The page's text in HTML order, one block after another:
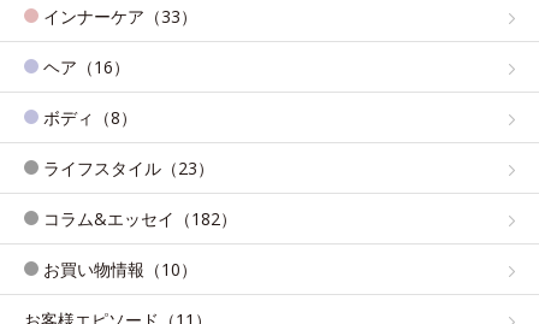
インナーケア（33）
ヘア（16）
ボディ（8）
ライフスタイル（23）
コラム&エッセイ（182）
お買い物情報（10）